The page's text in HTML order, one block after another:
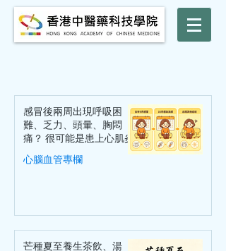
感冒後兩周出現呼吸困
難、乏力、頭暈、胸悶
痛？ 很可能是患上心肌炎
心腦血管專欄
芒種夏至養生茶飲、湯